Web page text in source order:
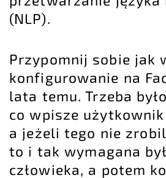
(NLP).
Przypomnij sobie jak
konfigurowanie na
lata temu. Trzeba
co wpisze
a jeżeli tego nie
to i tak wymagana
człowieka, a potem